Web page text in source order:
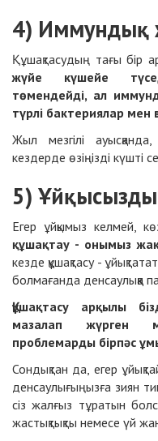
4) Иммундық
Құшақтасудың тағы бір
жүйе күшейе
төмендейді, ал
түрлі бактериялар
Жыл мезгілі
кездерде өзіңізді күшті
5)
Егер ұйқымыз келмей,
құшақтау - онымыз
кезде құшақтасу -
болмағанда денсаулыққа
Құшақтасу арқылы
мазалап жүрген
проблемарды бірпәс
Сондықтан да, егер
денсаулығыңызға зиян
сіз жалғыз тұратын
жастықтықты немесе үй